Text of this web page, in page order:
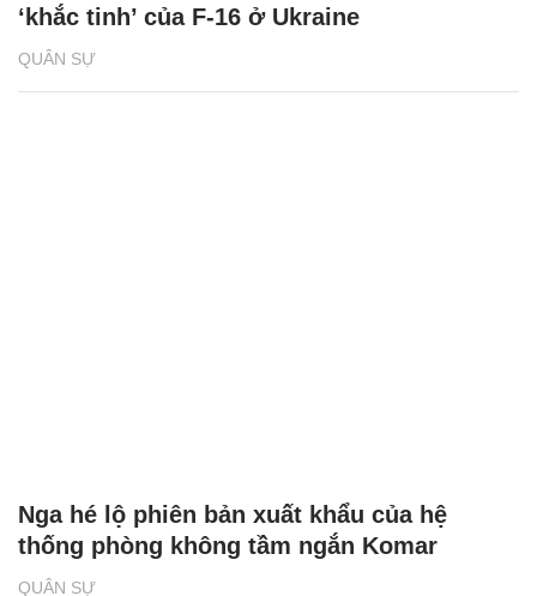
QUÂN SỰ
‘khắc tinh’ của F-16 ở Ukraine
QUÂN SỰ
Nga hé lộ phiên bản xuất khẩu của hệ
thống phòng không tầm ngắn Komar